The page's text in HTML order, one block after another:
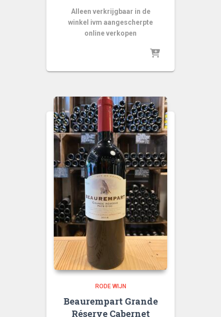
Alleen verkrijgbaar in de
winkel ivm aangescherpte
online verkopen
RODE WIJN
Beaurempart Grande
Réserve Cabernet